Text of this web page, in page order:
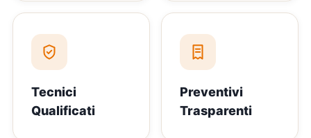
Tecnici
Qualificati
Preventivi
Trasparenti